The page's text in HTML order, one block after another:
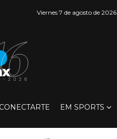
Viernes 7 de agosto de 2026
CONECTARTE EM SPORTS